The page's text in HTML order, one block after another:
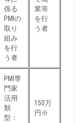
係る
PMIの
取り
組み
を行
う者
業等
を行
う者
PMI専
門家
活用
類
型：
150万
円※